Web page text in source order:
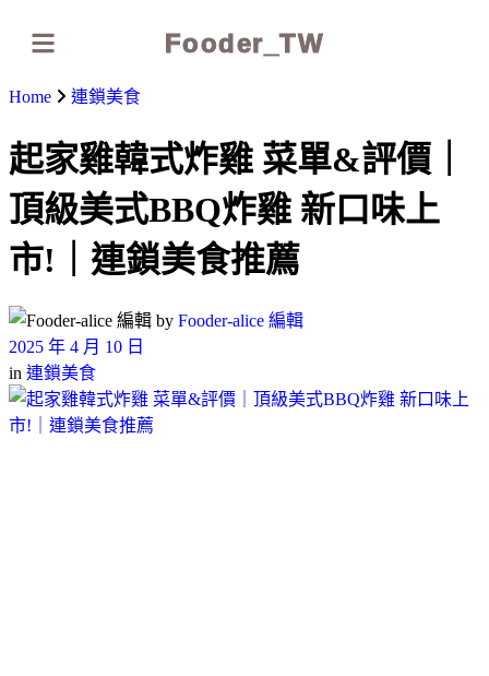
Fooder_TW
Home 連鎖美食
起家雞韓式炸雞 菜單&評價｜
頂級美式BBQ炸雞 新口味上
市!｜連鎖美食推薦
by Fooder-alice 編輯
2025 年 4 月 10 日
in 連鎖美食